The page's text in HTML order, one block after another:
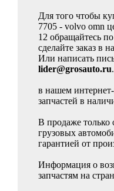
Для того чтобы
7705 - volvo omn
12 обращайтесь по
сделайте заказ в
Или написать
lider@grosauto.ru.
в нашем
запчастей в
В продаже только
грузовых
гарантией от
Информация о
запчастям на